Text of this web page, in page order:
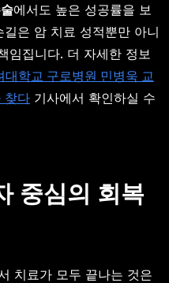
에서도 높은 성공률을 보
은 암 치료 성적뿐만 아니
임집니다. 더 자세한 정보
학교 구로병원 민병욱 교
찾다 기사에서 확인하실 수
중심의 회복
치료가 모두 끝나는 것은